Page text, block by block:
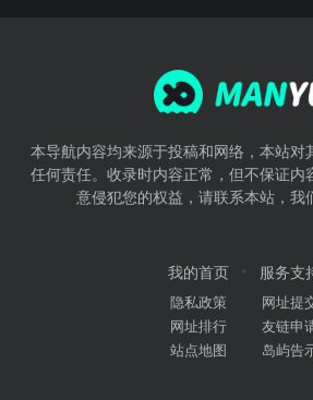
本导航内容均来源于投稿和网络，本站对
任何责任。收录时内容正常，但不保证内
意侵犯您的权益，请联系本站，我
我的首页
隐私政策
网址排行
站点地图
服务支
网址提
友链申
岛屿告